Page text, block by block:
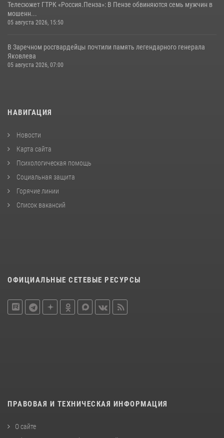
Телесюжет ГТРК «Россия.Пенза»: В Пензе обвиняются семь мужчин в
мошенн...
05 августа 2026, 15:50
В Заречном росгвардейцы почтили память легендарного генерала
Яковлева
05 августа 2026, 07:00
НАВИГАЦИЯ
Новости
Карта сайта
Психологическая помощь
Социальная защита
Горячие линии
Список вакансий
ОФИЦИАЛЬНЫЕ СЕТЕВЫЕ РЕСУРСЫ
ПРАВОВАЯ И ТЕХНИЧЕСКАЯ ИНФОРМАЦИЯ
О сайте